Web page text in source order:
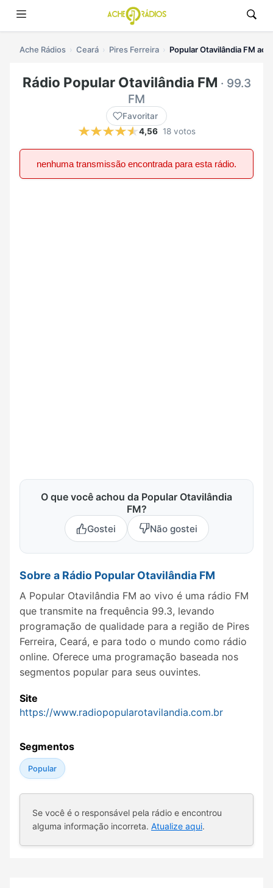
Ache Rádios Ceará Pires Ferreira Popular Otavilândia FM ao
Rádio Popular Otavilândia FM · 99.3
FM
Favoritar
4,56 18 votos
nenhuma transmissão encontrada para esta rádio.
O que você achou da Popular Otavilândia
FM?
Gostei Não gostei
Sobre a Rádio Popular Otavilândia FM
A Popular Otavilândia FM ao vivo é uma rádio FM
que transmite na frequência 99.3, levando
programação de qualidade para a região de Pires
Ferreira, Ceará, e para todo o mundo como rádio
online. Oferece uma programação baseada nos
segmentos popular para seus ouvintes.
Site
https://www.radiopopularotavilandia.com.br
Segmentos
Popular
Se você é o responsável pela rádio e encontrou
alguma informação incorreta. Atualize aqui.